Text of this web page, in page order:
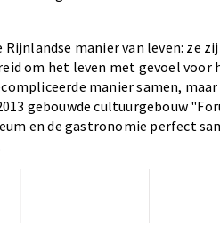
manier van leven: ze
om het leven met gevoel voor
manier samen,
gebouwde cultuurgebouw
en de gastronomie perfect